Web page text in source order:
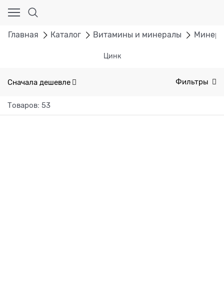
Главная Каталог Витамины и минералы
Цинк
Сначала дешевле Фильтры
Товаров: 53